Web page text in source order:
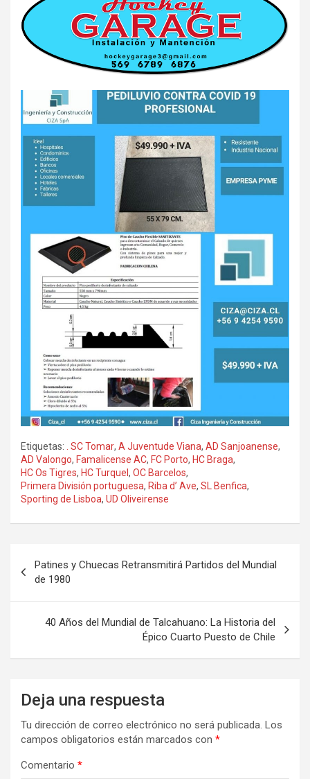
Etiquetas: . SC Tomar, A Juventude Viana, AD Sanjoanense,
AD Valongo, Famalicense AC, FC Porto, HC Braga,
HC Os Tigres, HC Turquel , OC Barcelos,
Primera División portuguesa, Riba d’ Ave, SL Benfica,
Sporting de Lisboa, UD Oliveirense
de
entradas
Patines y Chuecas Retransmitirá Partidos del Mundial
de 1980
40 Años del Mundial de Talcahuano: La Historia del
Épico Cuarto Puesto de Chile
Deja una respuesta
Tu dirección de correo electrónico no será publicada. Los
campos obligatorios están marcados con *
Comentario *